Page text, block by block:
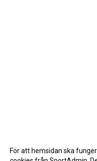
För att hemsidan ska